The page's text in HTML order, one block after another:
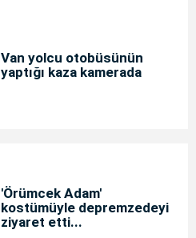
Van yolcu otobüsünün
yaptığı kaza kamerada
'Örümcek Adam'
kostümüyle depremzedeyi
ziyaret etti...